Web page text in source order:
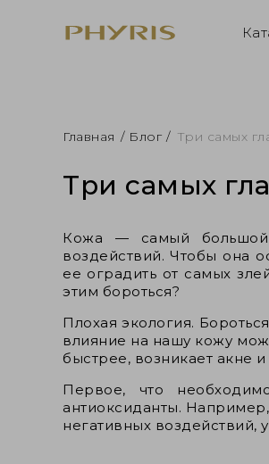
Главная / Блог / Три самых
Три самых
Кожа — самый большой
воздействий. Чтобы она
ее оградить от самых
этим бороться?
Плохая экология.
влияние на нашу кожу
быстрее, возникает акне
Первое, что
антиоксиданты.
негативных воздействий,